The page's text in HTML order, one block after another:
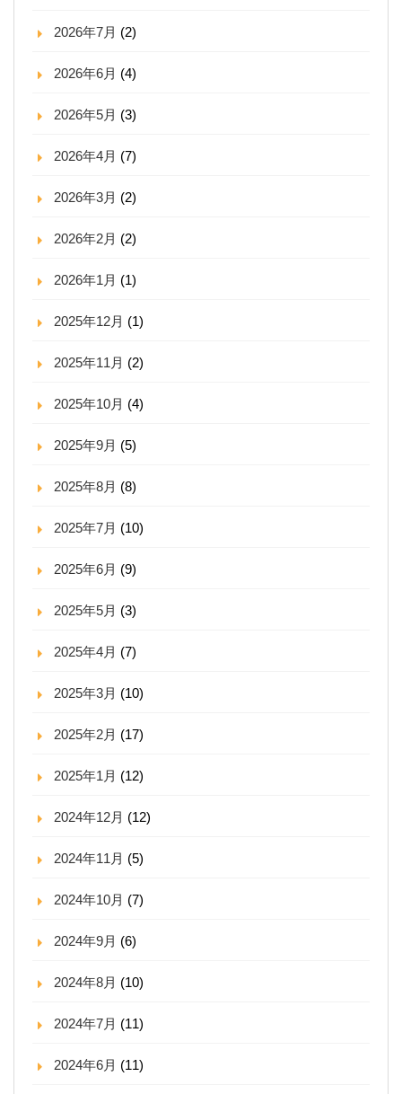
2026年7月 (2)
2026年6月 (4)
2026年5月 (3)
2026年4月 (7)
2026年3月 (2)
2026年2月 (2)
2026年1月 (1)
2025年12月 (1)
2025年11月 (2)
2025年10月 (4)
2025年9月 (5)
2025年8月 (8)
2025年7月 (10)
2025年6月 (9)
2025年5月 (3)
2025年4月 (7)
2025年3月 (10)
2025年2月 (17)
2025年1月 (12)
2024年12月 (12)
2024年11月 (5)
2024年10月 (7)
2024年9月 (6)
2024年8月 (10)
2024年7月 (11)
2024年6月 (11)